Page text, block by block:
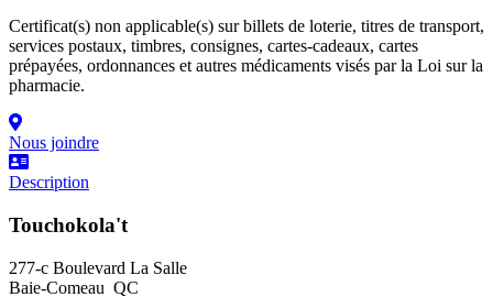
Certificat(s) non applicable(s) sur billets de loterie, titres de transport,
services postaux, timbres, consignes, cartes-cadeaux, cartes
prépayées, ordonnances et autres médicaments visés par la Loi sur la
pharmacie.
Nous joindre
Description
Touchokola't
277-c Boulevard La Salle
Baie-Comeau QC